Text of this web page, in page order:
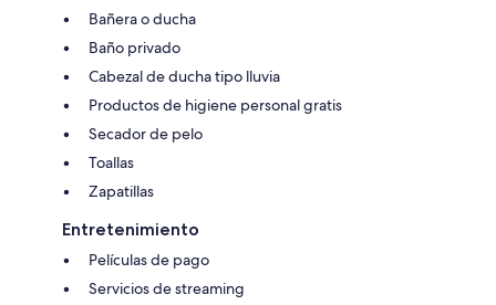
Bañera o ducha
Baño privado
Cabezal de ducha tipo lluvia
Productos de higiene personal gratis
Secador de pelo
Toallas
Zapatillas
Entretenimiento
Películas de pago
Servicios de streaming